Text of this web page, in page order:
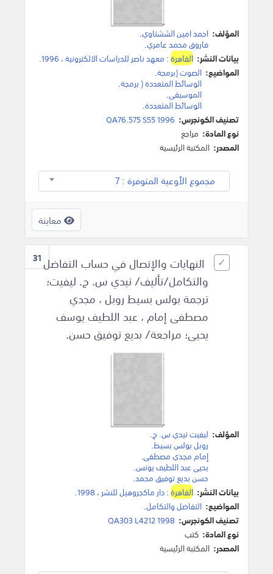
المؤلف: احمد امين الششتاوي.
فاروق محمد عامري.
بيانات النشر: القاهرة: معهد ناصر للدراسات الالكترونية، 1996
.
المواضيع: الصوت (برمجة.
الوسائط المتعددة ( برمجة.
الموسيقى.
الوسائط المتعددة.
تصنيف الكونجرس: QA76.575 S55 1996
نوع المادة: مراجع
المصدر: المكتبة الرئيسية
مجموع الأوعية المتوفرة : 7
معاينة
31النهايات والإتصال في حساب التفاضل
والتكامل/تأليف/ تيدي س. ج. ليفيت؛
ترجمة بولس بسيط روبل ، مجدي
مصطفى إمام ، عبد اللطيف يوسف
يحيى؛ مراجعة/ بديع توفيق حسن.
المؤلف: ليفيت تيدي س. ج.
روبل بولس بسيط.
إمام مجدي مصطفى.
يحيى عبد اللطيف يونس.
حسن بديع توفيق محمد.
بيانات النشر: القاهرة:دار ماكجروهيل للنشر ، 1998
.
المواضيع: التفاضل والتكامل.
تصنيف الكونجرس: QA303 L4212 1998
نوع المادة: كتب
المصدر: المكتبة الرئيسية